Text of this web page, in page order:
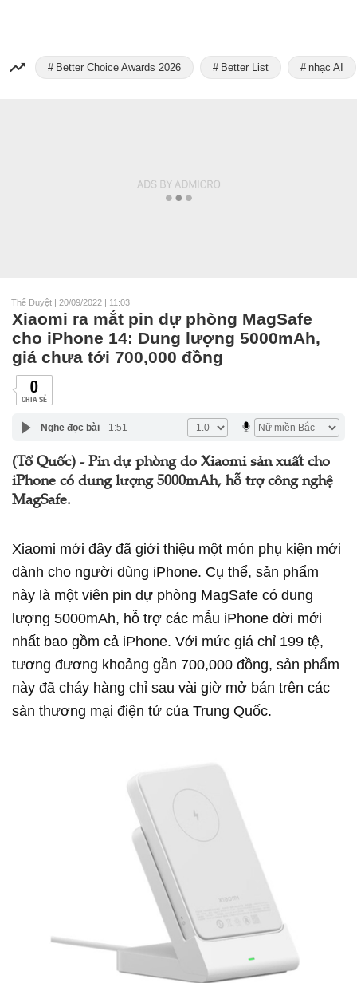
Better Choice Awards 2026 Better List nhạc AI
Thế Duyệt | 20/09/2022 | 11:03
Xiaomi ra mắt pin dự phòng MagSafe
cho iPhone 14: Dung lượng 5000mAh,
giá chưa tới 700,000 đồng
0
CHIA SẺ
Nghe đọc bài 1:51
(Tổ Quốc) - Pin dự phòng do Xiaomi sản xuất cho
iPhone có dung lượng 5000mAh, hỗ trợ công nghệ
MagSafe.
Xiaomi mới đây đã giới thiệu một món phụ kiện mới
dành cho người dùng iPhone. Cụ thể, sản phẩm
này là một viên pin dự phòng MagSafe có dung
lượng 5000mAh, hỗ trợ các mẫu iPhone đời mới
nhất bao gồm cả iPhone. Với mức giá chỉ 199 tệ,
tương đương khoảng gần 700,000 đồng, sản phẩm
này đã cháy hàng chỉ sau vài giờ mở bán trên các
sàn thương mại điện tử của Trung Quốc.